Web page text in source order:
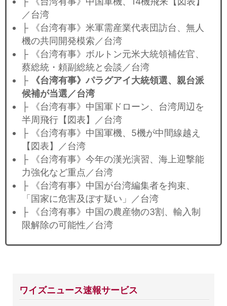
／台湾
├ 《台湾有事》米軍需産業代表団訪台、無人
機の共同開発模索／台湾
├ 《台湾有事》ボルトン元米大統領補佐官、
蔡総統・頼副総統と会談／台湾
├
《台湾有事》パラグアイ大統領選、親台派
候補が当選／台湾
├ 《台湾有事》中国軍ドローン、台湾周辺を
半周飛行【図表】／台湾
├ 《台湾有事》中国軍機、5機が中間線越え
【図表】／台湾
├ 《台湾有事》今年の漢光演習、海上迎撃能
力強化など重点／台湾
├ 《台湾有事》中国が台湾編集者を拘束、
「国家に危害及ぼす疑い」／台湾
├ 《台湾有事》中国の農産物の3割、輸入制
限解除の可能性／台湾
ワイズニュース速報サービス